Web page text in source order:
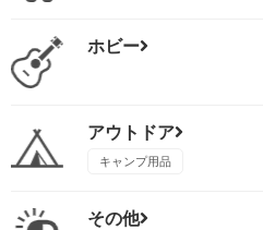
ホビー
アウトドア
キャンプ用品
その他